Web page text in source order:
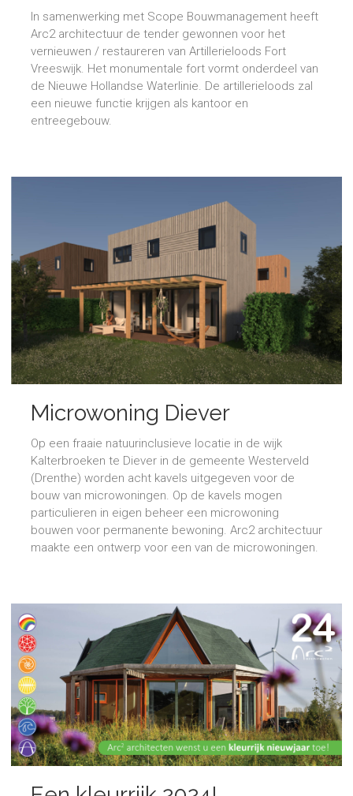
In samenwerking met Scope Bouwmanagement heeft
Arc2 architectuur de tender gewonnen voor het
vernieuwen / restaureren van Artillerieloods Fort
Vreeswijk. Het monumentale fort vormt onderdeel van
de Nieuwe Hollandse Waterlinie. De artillerieloods zal
een nieuwe functie krijgen als kantoor en
entreegebouw.
Microwoning Diever
Op een fraaie natuurinclusieve locatie in de wijk
Kalterbroeken te Diever in de gemeente Westerveld
(Drenthe) worden acht kavels uitgegeven voor de
bouw van microwoningen. Op de kavels mogen
particulieren in eigen beheer een microwoning
bouwen voor permanente bewoning. Arc2 architectuur
maakte een ontwerp voor een van de microwoningen.